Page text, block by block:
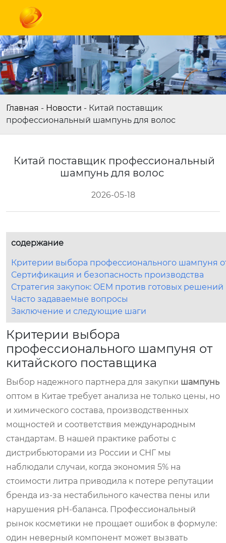
Главная - Новости - Китай поставщик
профессиональный шампунь для волос
Китай поставщик профессиональный
шампунь для волос
2026-05-18
содержание
Критерии выбора профессионального шампуня
Сертификация и безопасность производства
Стратегия закупок: OEM против готовых решений
Часто задаваемые вопросы
Заключение и следующие шаги
Критерии выбора
профессионального шампуня от
китайского поставщика
Выбор надежного партнера для закупки шампунь
оптом в Китае требует анализа не только цены, но
и химического состава, производственных
мощностей и соответствия международным
стандартам. В нашей практике работы с
дистрибьюторами из России и СНГ мы
наблюдали случаи, когда экономия 5% на
стоимости литра приводила к потере репутации
бренда из-за нестабильного качества пены или
нарушения pH-баланса. Профессиональный
рынок косметики не прощает ошибок в формуле:
один неверный компонент может вызвать